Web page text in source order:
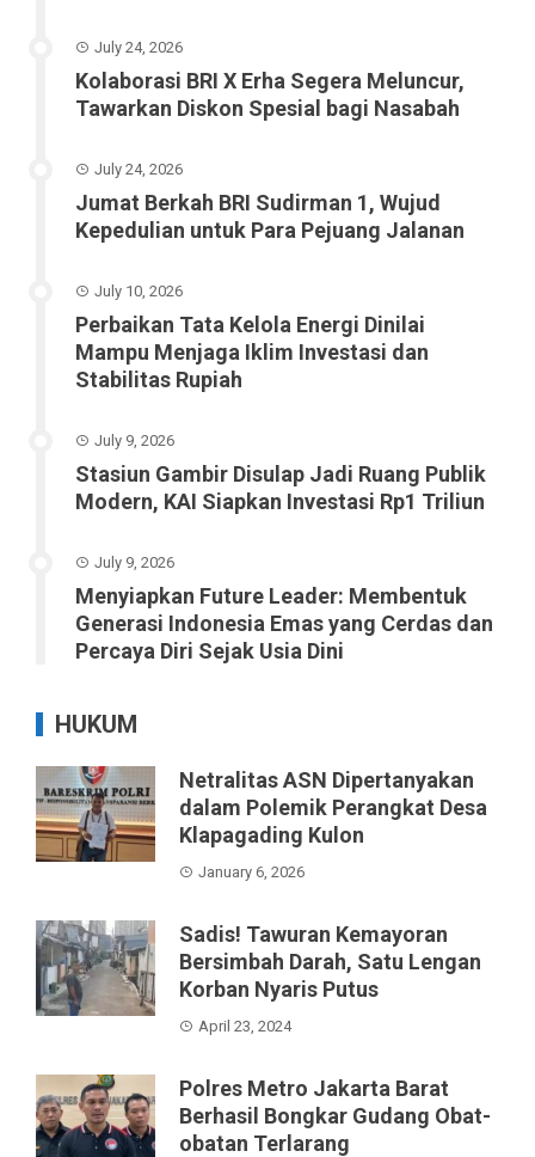
July 24, 2026
Kolaborasi BRI X Erha Segera Meluncur,
Tawarkan Diskon Spesial bagi Nasabah
July 24, 2026
Jumat Berkah BRI Sudirman 1, Wujud
Kepedulian untuk Para Pejuang Jalanan
July 10, 2026
Perbaikan Tata Kelola Energi Dinilai
Mampu Menjaga Iklim Investasi dan
Stabilitas Rupiah
July 9, 2026
Stasiun Gambir Disulap Jadi Ruang Publik
Modern, KAI Siapkan Investasi Rp1 Triliun
July 9, 2026
Menyiapkan Future Leader: Membentuk
Generasi Indonesia Emas yang Cerdas dan
Percaya Diri Sejak Usia Dini
HUKUM
Netralitas ASN Dipertanyakan
dalam Polemik Perangkat Desa
Klapagading Kulon
January 6, 2026
Sadis! Tawuran Kemayoran
Bersimbah Darah, Satu Lengan
Korban Nyaris Putus
April 23, 2024
Polres Metro Jakarta Barat
Berhasil Bongkar Gudang Obat-
obatan Terlarang